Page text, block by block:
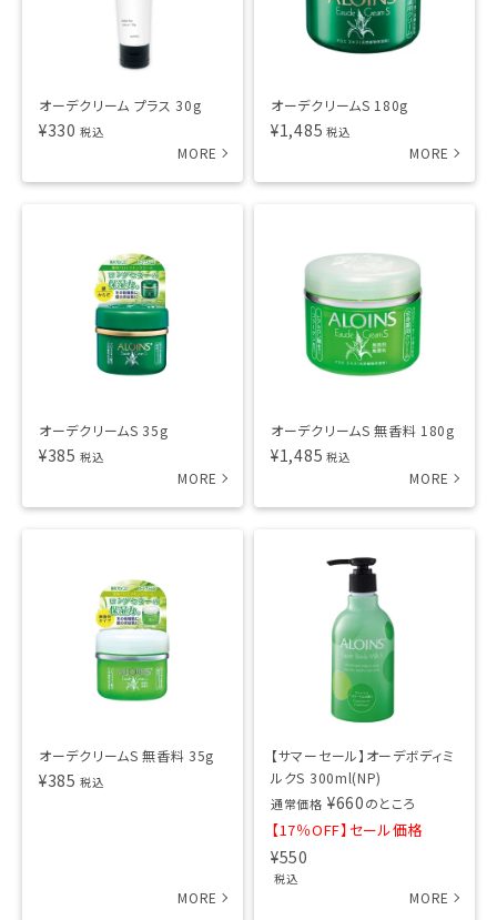
オーデクリーム プラス 30g
¥330 税込
オーデクリームS 180g
¥1,485 税込
オーデクリームS 35g
¥385 税込
オーデクリームS 無香料 180g
¥1,485 税込
オーデクリームS 無香料 35g
¥385 税込
【サマーセール】オーデボディミ
ルクS 300ml(NP)
通常価格 ¥660のところ
【17％OFF】セール価格
¥550
税込